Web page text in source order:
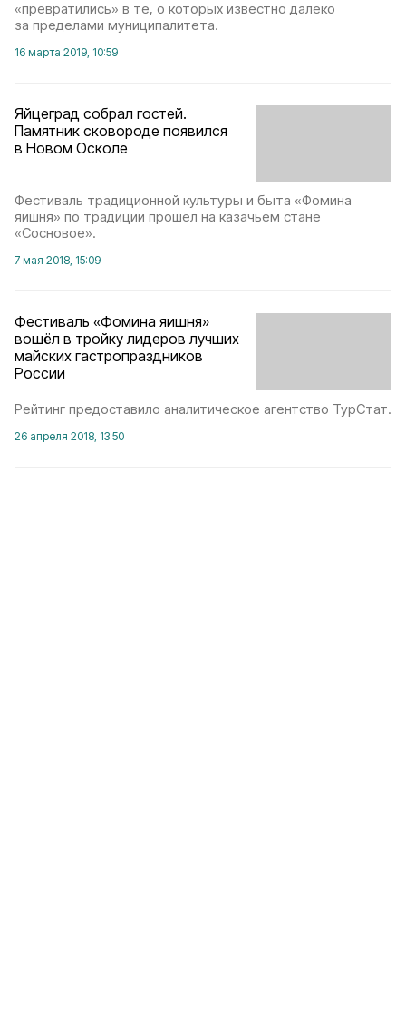
«превратились» в те, о которых известно далеко
за пределами муниципалитета.
16 марта 2019, 10:59
Яйцеград собрал гостей.
Памятник сковороде появился
в Новом Осколе
Фестиваль традиционной культуры и быта «Фомина
яишня» по традиции прошёл на казачьем стане
«Сосновое».
7 мая 2018, 15:09
Фестиваль «Фомина яишня»
вошёл в тройку лидеров лучших
майских гастропраздников
России
Рейтинг предоставило аналитическое агентство ТурСтат.
26 апреля 2018, 13:50